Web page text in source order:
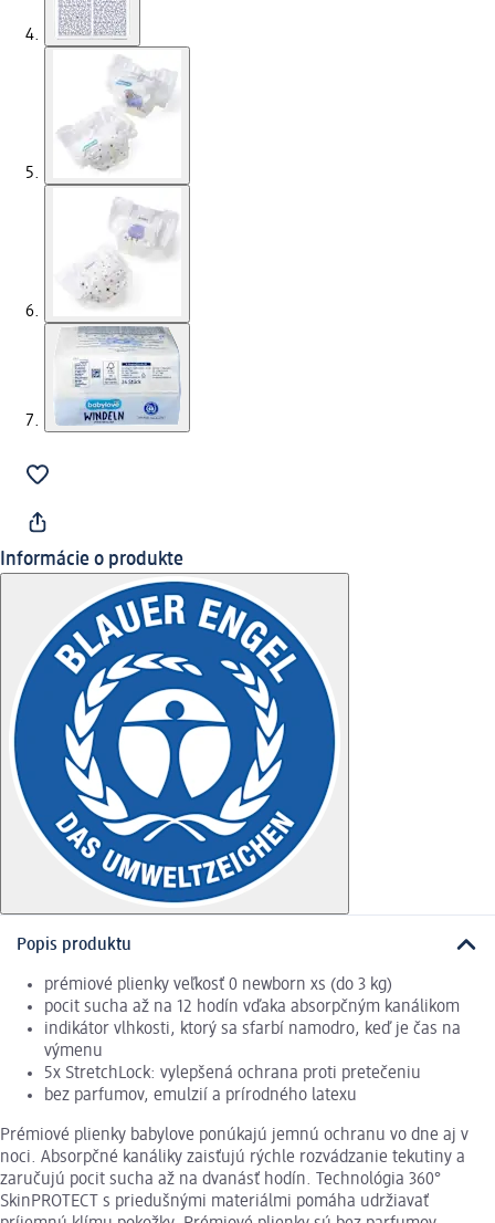
Informácie o produkte
Popis produktu
prémiové plienky veľkosť 0 newborn xs (do 3 kg)
pocit sucha až na 12 hodín vďaka absorpčným kanálikom
indikátor vlhkosti, ktorý sa sfarbí namodro, keď je čas na
výmenu
5x StretchLock: vylepšená ochrana proti pretečeniu
bez parfumov, emulzií a prírodného latexu
Prémiové plienky babylove ponúkajú jemnú ochranu vo dne aj v
noci. Absorpčné kanáliky zaisťujú rýchle rozvádzanie tekutiny a
zaručujú pocit sucha až na dvanásť hodín. Technológia 360°
SkinPROTECT s priedušnými materiálmi pomáha udržiavať